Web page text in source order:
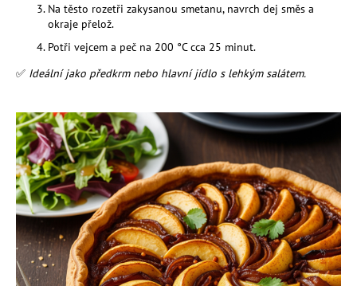
Na těsto rozetři zakysanou smetanu, navrch dej směs a
okraje přelož.
Potři vejcem a peč na 200 °C cca 25 minut.
✅ Ideální jako předkrm nebo hlavní jídlo s lehkým salátem.
HLEDAT
D
o
p
o
r
u